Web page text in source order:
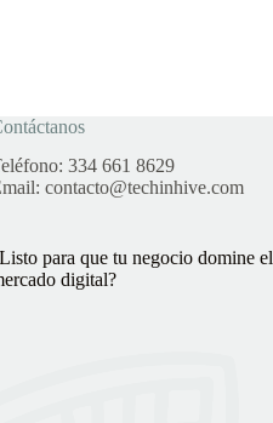
334 661 8629
contacto@techinhive.com
para que tu negocio domine el
digital?